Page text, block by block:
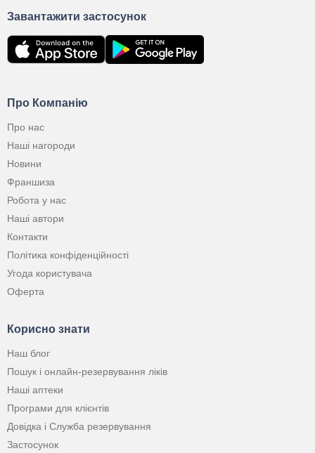
Про Компанію
Про нас
Наші нагороди
Новини
Франшиза
Робота у нас
Наші автори
Контакти
Політика конфіденційності
Угода користувача
Оферта
Корисно знати
Наш блог
Пошук і онлайн-резервування ліків
Наші аптеки
Програми для клієнтів
Довідка і Служба резервування
Застосунок
Завантажити застосунок